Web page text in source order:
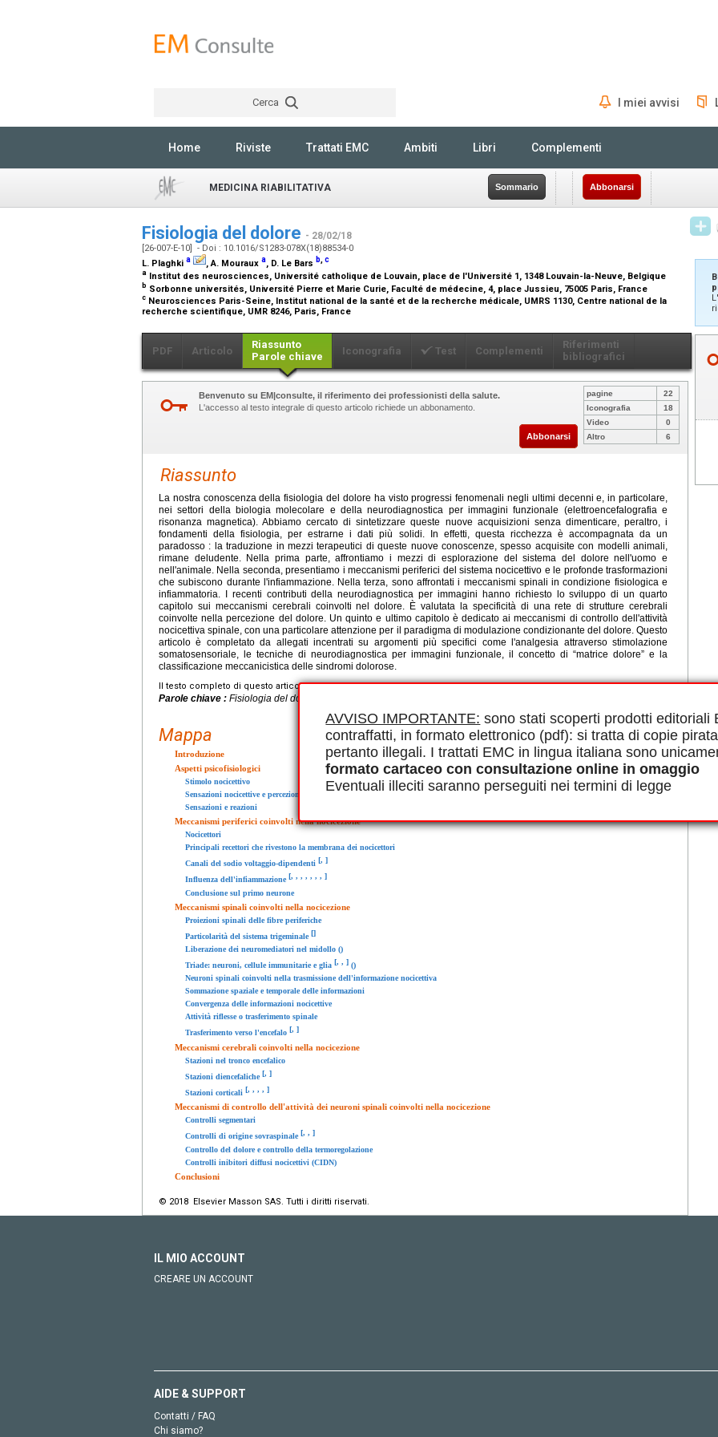
AVVISO IMPORTANTE: sono stati scoperti prodotti editoriali
contraffatti, in formato elettronico (pdf): si tratta di copie
pertanto illegali. I trattati EMC in lingua italiana sono
formato cartaceo con consultazione online in omaggio
Eventuali illeciti saranno perseguiti nei termini di legge
Cerca I miei avvisi
Home Riviste Trattati EMC Ambiti Libri Complementi
MEDICINA RIABILITATIVA Sommario Abbonarsi
Fisiologia del dolore - 28/02/18
[26-007-E-10] - Doi : 10.1016/S1283-078X(18)88534-0
L. Plaghki a , A. Mouraux a, D. Le Bars b,c
a Institut des neurosciences, Université catholique de Louvain, place de l'Université 1, 1348 Louvain-la-Neuve, Belgique
b Sorbonne universités, Université Pierre et Marie Curie, Faculté de médecine, 4, place Jussieu, 75005 Paris, France
c Neurosciences Paris-Seine, Institut national de la santé et de la recherche médicale, UMRS 1130, Centre national de la
recherche scientifique, UMR 8246, Paris, France
PDF Articolo
Riassunto
Parole chiave
Iconografia Test Complementi
Riferimenti
bibliografici
Benvenuto su EM|consulte, il riferimento dei professionisti della salute.
L'accesso al testo integrale di questo articolo richiede un abbonamento.
Abbonarsi
pagine
22
Iconografia
18
Video
0
Altro
6
Riassunto
La nostra conoscenza della fisiologia del dolore ha visto progressi fenomenali negli ultimi decenni e, in particolare,
nei settori della biologia molecolare e della neurodiagnostica per immagini funzionale (elettroencefalografia e
risonanza magnetica). Abbiamo cercato di sintetizzare queste nuove acquisizioni senza dimenticare, peraltro, i
fondamenti della fisiologia, per estrarne i dati più solidi. In effetti, questa ricchezza è accompagnata da un
paradosso : la traduzione in mezzi terapeutici di queste nuove conoscenze, spesso acquisite con modelli animali,
rimane deludente. Nella prima parte, affrontiamo i mezzi di esplorazione del sistema del dolore nell'uomo e
nell'animale. Nella seconda, presentiamo i meccanismi periferici del sistema nocicettivo e le profonde trasformazioni
che subiscono durante l'infiammazione. Nella terza, sono affrontati i meccanismi spinali in condizione fisiologica e
infiammatoria. I recenti contributi della neurodiagnostica per immagini hanno richiesto lo sviluppo di un quarto
capitolo sui meccanismi cerebrali coinvolti nel dolore. È valutata la specificità di una rete di strutture cerebrali
coinvolte nella percezione del dolore. Un quinto e ultimo capitolo è dedicato ai meccanismi di controllo dell'attività
nocicettiva spinale, con una particolare attenzione per il paradigma di modulazione condizionante del dolore. Questo
articolo è completato da allegati incentrati su argomenti più specifici come l'analgesia attraverso stimolazione
somatosensoriale, le tecniche di neurodiagnostica per immagini funzionale, il concetto di “matrice dolore” e la
classificazione meccanicistica delle sindromi dolorose.
Il testo completo di questo articolo è disponibile in PDF.
Parole chiave : Fisiologia del dolore, Meccanismi periferici, Meccanismi centrali, Sistemi di controllo del dolore
Mappa
Introduzione
Aspetti psicofisiologici
Stimolo nocicettivo
Sensazioni nocicettive e percezione del dolore
Sensazioni e reazioni
Meccanismi periferici coinvolti nella nocicezione
Nocicettori
Principali recettori che rivestono la membrana dei nocicettori
Canali del sodio voltaggio-dipendenti [, ]
Influenza dell'infiammazione[, , , , , , , ]
Conclusione sul primo neurone
Meccanismi spinali coinvolti nella nocicezione
Proiezioni spinali delle fibre periferiche
Particolarità del sistema trigeminale[]
Liberazione dei neuromediatori nel midollo ()
Triade: neuroni, cellule immunitarie e glia [, , ] ()
Neuroni spinali coinvolti nella trasmissione dell'informazione nocicettiva
Sommazione spaziale e temporale delle informazioni
Convergenza delle informazioni nocicettive
Attività riflesse o trasferimento spinale
Trasferimento verso l'encefalo [, ]
Meccanismi cerebrali coinvolti nella nocicezione
Stazioni nel tronco encefalico
Stazioni diencefaliche[, ]
Stazioni corticali [, , , , ]
Meccanismi di controllo dell'attività dei neuroni spinali coinvolti nella nocicezione
Controlli segmentari
Controlli di origine sovraspinale[, , ]
Controllo del dolore e controllo della termoregolazione
Controlli inibitori diffusi nocicettivi (CIDN)
Conclusioni
© 2018 Elsevier Masson SAS. Tutti i diritti riservati.
IL MIO ACCOUNT
CREARE UN ACCOUNT
AIDE & SUPPORT
Contatti / FAQ
Chi siamo?